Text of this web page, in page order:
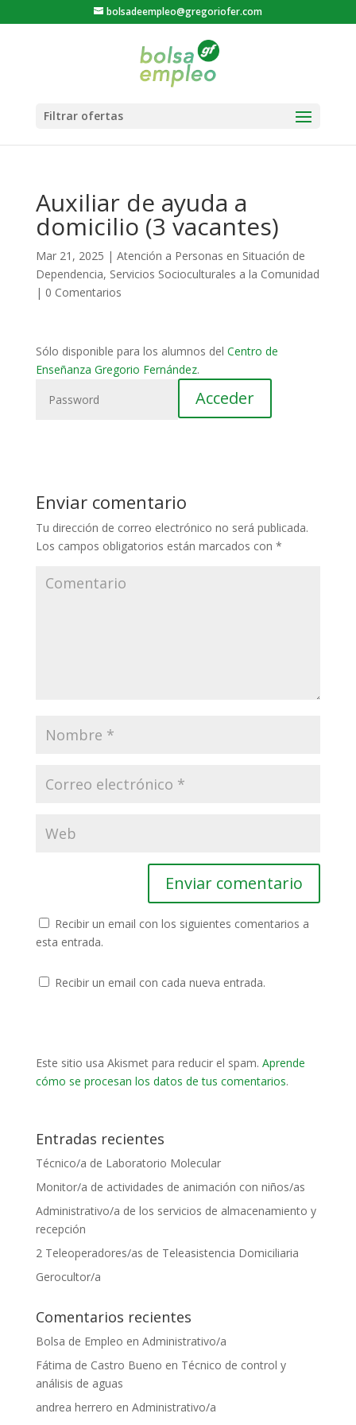
bolsadeempleo@gregoriofer.com
Auxiliar de ayuda a
domicilio (3 vacantes)
Mar 21, 2025 | Atención a Personas en Situación de
Dependencia, Servicios Socioculturales a la Comunidad
| 0 Comentarios
Sólo disponible para los alumnos del Centro de
Enseñanza Gregorio Fernández.
Enviar comentario
Tu dirección de correo electrónico no será publicada.
Los campos obligatorios están marcados con *
Recibir un email con los siguientes comentarios a
esta entrada.
Recibir un email con cada nueva entrada.
Este sitio usa Akismet para reducir el spam. Aprende
cómo se procesan los datos de tus comentarios.
Entradas recientes
Técnico/a de Laboratorio Molecular
Monitor/a de actividades de animación con niños/as
Administrativo/a de los servicios de almacenamiento y
recepción
2 Teleoperadores/as de Teleasistencia Domiciliaria
Gerocultor/a
Comentarios recientes
Bolsa de Empleo en Administrativo/a
Fátima de Castro Bueno en Técnico de control y
análisis de aguas
andrea herrero en Administrativo/a